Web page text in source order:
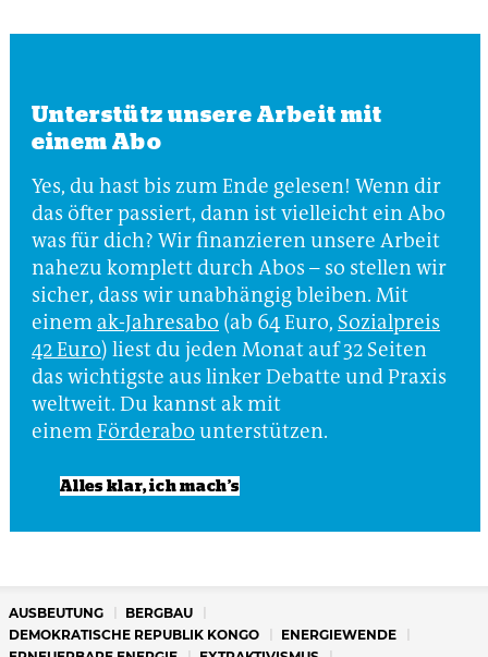
Unterstütz unsere Arbeit mit
einem Abo
Yes, du hast bis zum Ende gelesen! Wenn dir
das öfter passiert, dann ist vielleicht ein Abo
was für dich? Wir finanzieren unsere Arbeit
nahezu komplett durch Abos – so stellen wir
sicher, dass wir unabhängig bleiben. Mit
einemak-Jahresabo (ab 64 Euro, Sozialpreis
42 Euro) liest du jeden Monat auf 32 Seiten
das wichtigste aus linker Debatte und Praxis
weltweit. Du kannst ak mit
einemFörderabo unterstützen.
Alles klar, ich mach’s
AUSBEUTUNG
BERGBAU
DEMOKRATISCHE REPUBLIK KONGO
ENERGIEWENDE